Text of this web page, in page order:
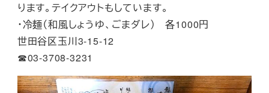
ります。テイクアウトもしています。
・冷麺（和風しょうゆ、ごまダレ） 各1000円
世田谷区玉川3-15-12
☎︎03-3708-3231